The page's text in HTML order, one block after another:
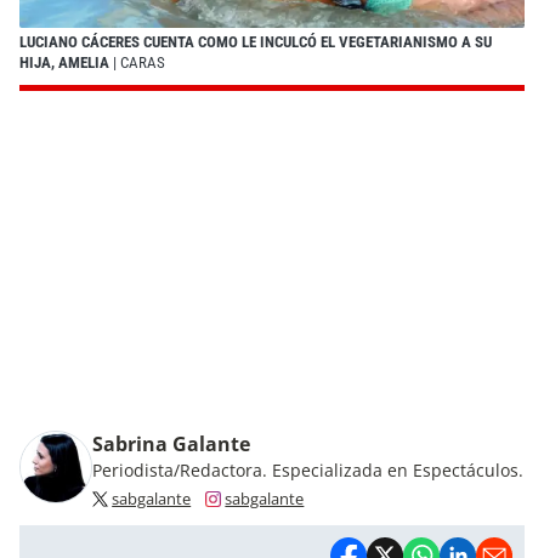
LUCIANO CÁCERES CUENTA COMO LE INCULCÓ EL VEGETARIANISMO A SU
HIJA, AMELIA | CARAS
Sabrina Galante
Periodista/Redactora. Especializada en Espectáculos.
sabgalante sabgalante